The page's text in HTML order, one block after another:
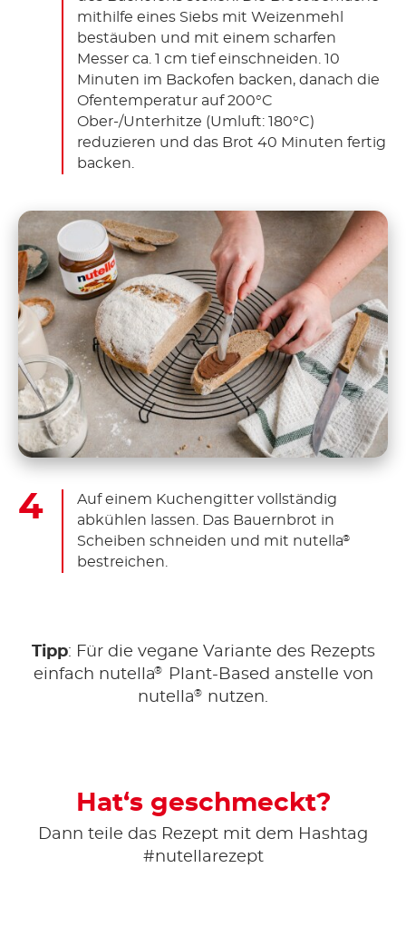
mithilfe eines Siebs mit Weizenmehl
bestäuben und mit einem scharfen
Messer ca. 1 cm tief einschneiden. 10
Minuten im Backofen backen, danach die
Ofentemperatur auf 200°C
Ober-/Unterhitze (Umluft: 180°C)
reduzieren und das Brot 40 Minuten fertig
backen.
Auf einem Kuchengitter vollständig
abkühlen lassen. Das Bauernbrot in
Scheiben schneiden und mit nutella®
bestreichen.
Tipp: Für die vegane Variante des Rezepts
einfach nutella®
Plant-Based anstelle von
nutella® nutzen.
Hat‘s geschmeckt?
Dann teile das Rezept mit dem Hashtag
#nutellarezept